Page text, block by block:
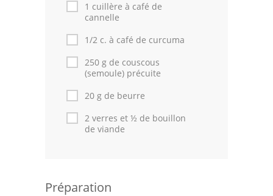
1 cuillère à café de
cannelle
1/2 c. à café de curcuma
250 g de couscous
(semoule) précuite
20 g de beurre
2 verres et ½ de bouillon
de viande
Préparation